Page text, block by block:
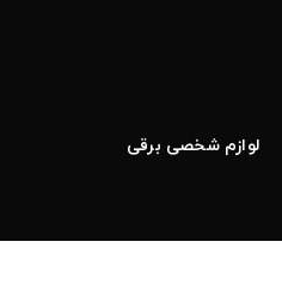
لوازم شخصی برقی